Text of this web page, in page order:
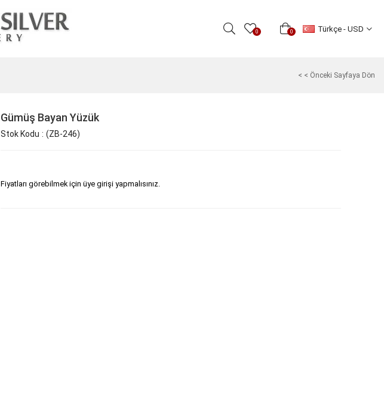
0 0 Türkçe - USD
< < Önceki Sayfaya Dön
Gümüş Bayan Yüzük
Stok Kodu (ZB-246)
Fiyatları görebilmek için üye girişi yapmalısınız.